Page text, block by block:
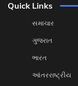
Quick Links
સમાચાર
ગુજરાત
ભારત
આંતરરાષ્ટ્રીય